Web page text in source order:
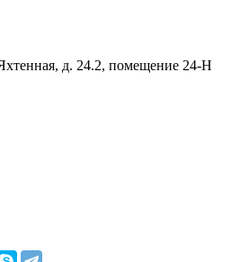
д. 24.2, помещение 24-Н